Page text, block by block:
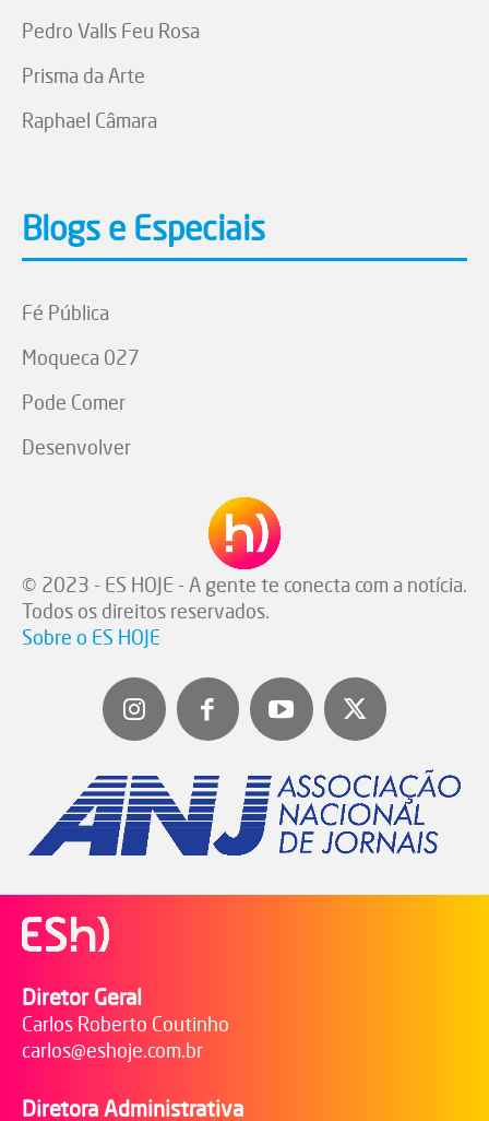
Pedro Valls Feu Rosa
Prisma da Arte
Raphael Câmara
Blogs e Especiais
Fé Pública
Moqueca 027
Pode Comer
Desenvolver
© 2023 - ES HOJE - A gente te conecta com a notícia.
Todos os direitos reservados.
Sobre o ES HOJE
Diretor Geral
Carlos Roberto Coutinho
carlos@eshoje.com.br
Diretora Administrativa